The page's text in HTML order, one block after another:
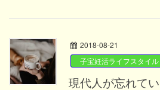
2018-08-21
子宝妊活ライフスタイル
現代人が忘れて